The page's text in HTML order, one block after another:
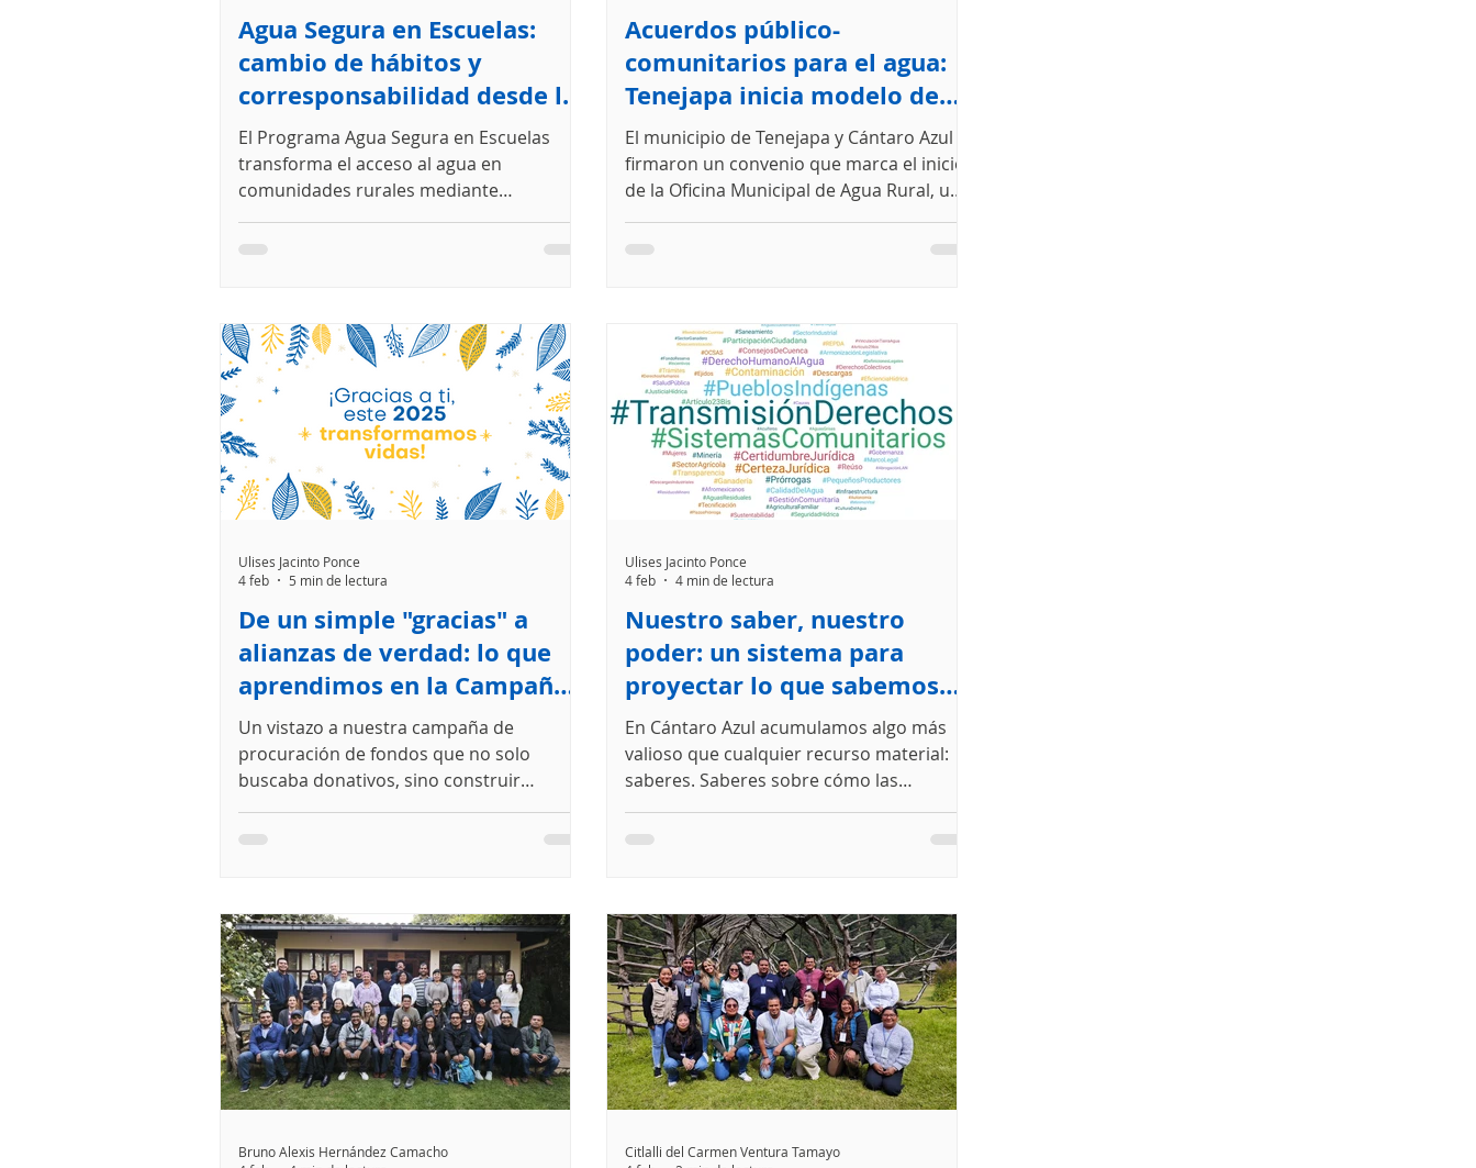
Agua Segura en Escuelas:
cambio de hábitos y
corresponsabilidad desde la
comunidad escolar en
Chamula
El Programa Agua Segura en Escuelas
transforma el acceso al agua en
comunidades rurales mediante
tecnología adaptada, educación y
corresponsabilidad. La experiencia en
reduce desigualdades y abre
oportunidades para convertir estas
soluciones en política pública.
Acuerdos público-
comunitarios para el agua:
Tenejapa inicia modelo de
Oficina Municipal de Agua
Rural en Chiapas
El municipio de Tenejapa y Cántaro Azul
firmaron un convenio que marca el inicio
de la Oficina Municipal de Agua Rural, un
modelo público-comunitario para
fortalecer el derecho humano al agua en
De un simple "gracias" a
alianzas de verdad: lo que
aprendimos en la Campaña
GQS 2025
Un vistazo a nuestra campaña de
procuración de fondos que no solo
buscaba donativos, sino construir
puentes reales con quienes nos apoyan.
Nuestro hermoso encabezado diseñado
GQS ("Gotas que suman") 2025 con la
firme idea de decir "gracias" de verdad y
abrir la puerta para colaborar en el
futuro. Esta campaña tenía un objetivo
claro: fortalecer nuestras relaciones y
sembrar la semilla para trabajar
Ulises Jacinto Ponce
4 feb
5 min de lectura
Nuestro saber, nuestro
poder: un sistema para
proyectar lo que sabemos
hacer mejor
En Cántaro Azul acumulamos algo más
valioso que cualquier recurso material:
saberes. Saberes sobre cómo las
comunidades gestionan el agua, sobre
tecnologías apropiadas que funcionan en
sobre qué significa la calidad del agua en
la vida cotidiana. Este conocimiento es
nuestra verdadera fuerza, nuestro poder
transformador. Sin embargo, un poder
que no se proyecta, se diluye.
Reconozcamos la paradoja en la
Ulises Jacinto Ponce
4 feb
4 min de lectura
Bruno Alexis Hernández Camacho
Citlalli del Carmen Ventura Tamayo